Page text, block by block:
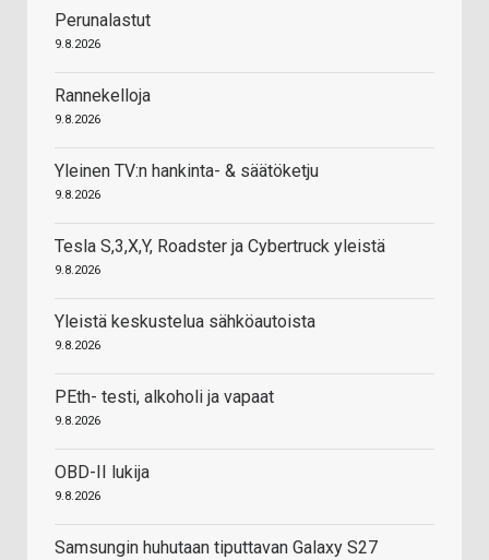
Perunalastut
9.8.2026
Rannekelloja
9.8.2026
Yleinen TV:n hankinta- & säätöketju
9.8.2026
Tesla S,3,X,Y, Roadster ja Cybertruck yleistä
9.8.2026
Yleistä keskustelua sähköautoista
9.8.2026
PEth- testi, alkoholi ja vapaat
9.8.2026
OBD-II lukija
9.8.2026
Samsungin huhutaan tiputtavan Galaxy S27